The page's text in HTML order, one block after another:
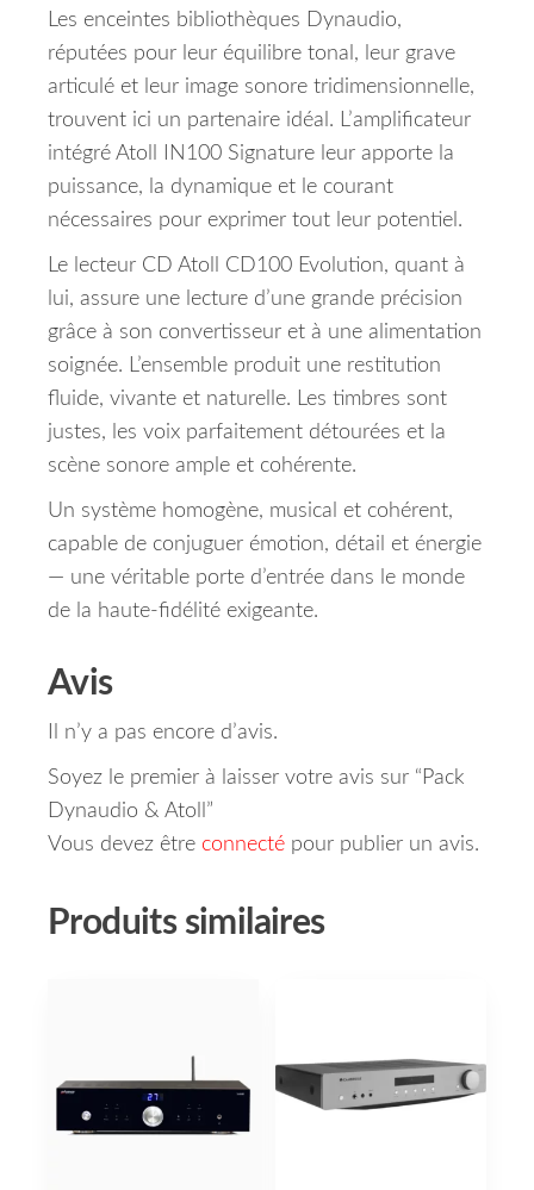
Les enceintes bibliothèques Dynaudio,
réputées pour leur équilibre tonal, leur grave
articulé et leur image sonore tridimensionnelle,
trouvent ici un partenaire idéal. L’amplificateur
intégré Atoll IN100 Signature leur apporte la
puissance, la dynamique et le courant
nécessaires pour exprimer tout leur potentiel.
Le lecteur CD Atoll CD100 Evolution, quant à
lui, assure une lecture d’une grande précision
grâce à son convertisseur et à une alimentation
soignée. L’ensemble produit une restitution
fluide, vivante et naturelle. Les timbres sont
justes, les voix parfaitement détourées et la
scène sonore ample et cohérente.
Un système homogène, musical et cohérent,
capable de conjuguer émotion, détail et énergie
— une véritable porte d’entrée dans le monde
de la haute-fidélité exigeante.
Avis
Il n’y a pas encore d’avis.
Soyez le premier à laisser votre avis sur “Pack
Dynaudio & Atoll”
Vous devez être connecté pour publier un avis.
Produits similaires